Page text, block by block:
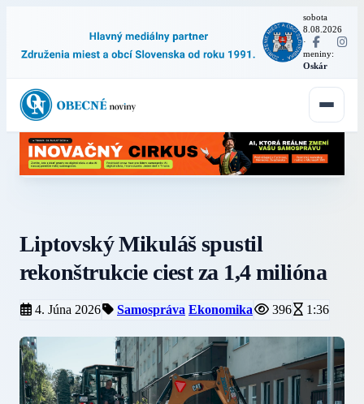
sobota
8.08.2026
·
meniny:
Oskár
Liptovský Mikuláš spustil
rekonštrukcie ciest za 1,4 milióna
4. Júna 2026 Samospráva Ekonomika 396 1:36